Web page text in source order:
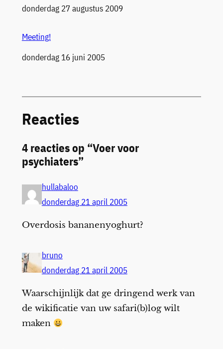
Datum
donderdag 27 augustus 2009
Meeting!
Datum
donderdag 16 juni 2005
Reacties
4 reacties op “Voer voor
psychiaters”
hullabaloo
donderdag 21 april 2005
Overdosis bananenyoghurt?
bruno
donderdag 21 april 2005
Waarschijnlijk dat ge dringend werk van
de wikificatie van uw safari(b)log wilt
maken